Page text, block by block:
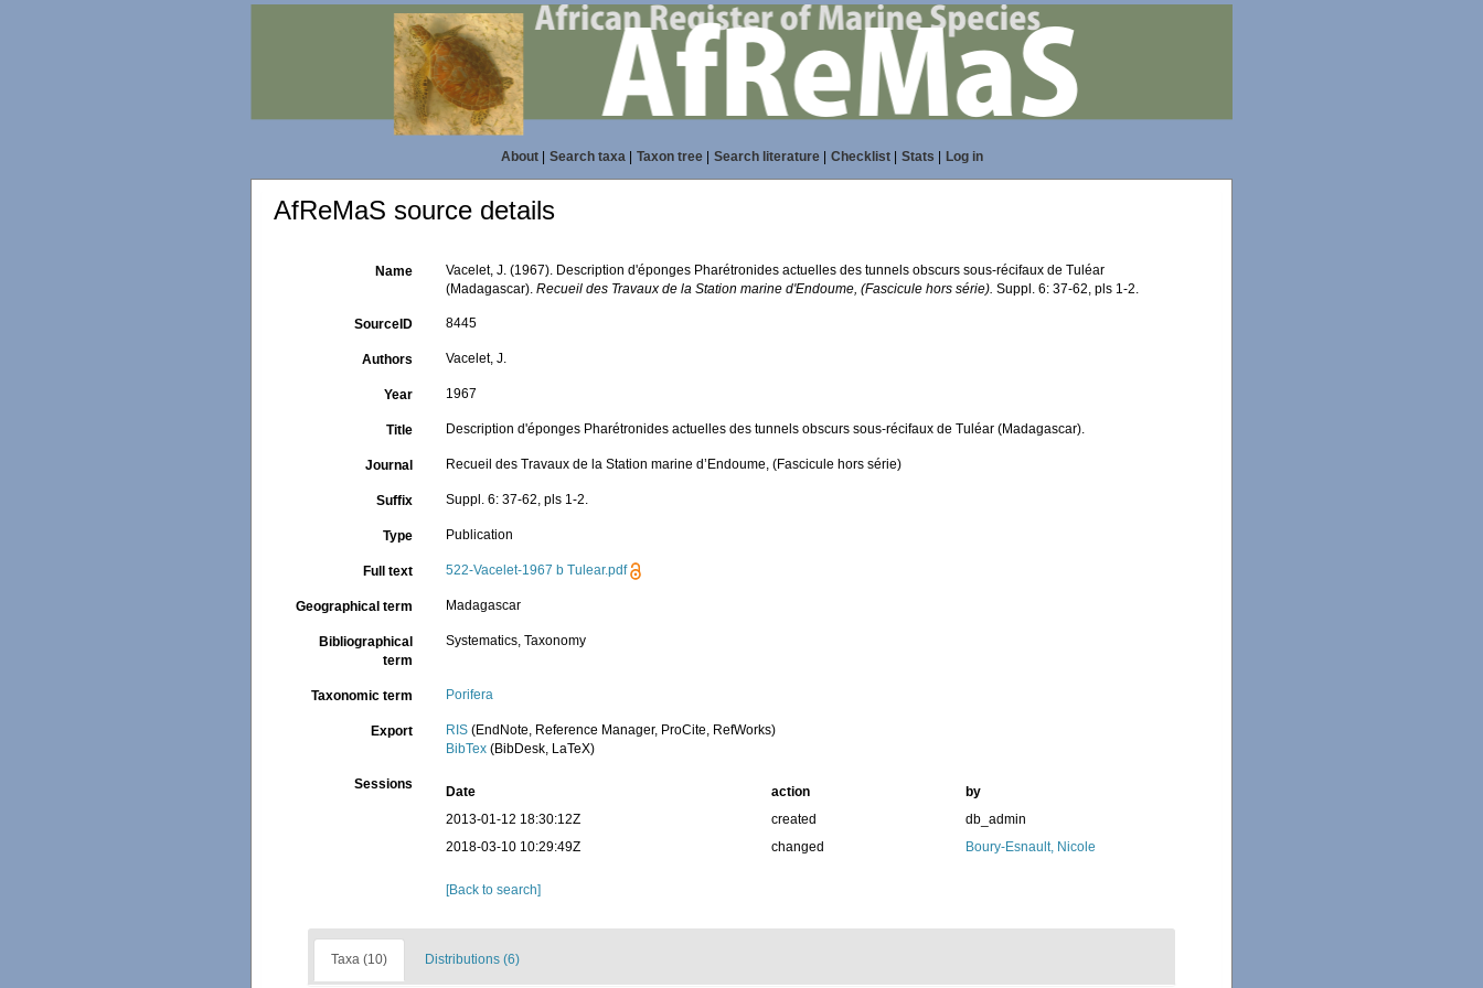
About| Search taxa| Taxon tree| Search literature| Checklist| Stats Log in
AfReMaS source details
Name
Vacelet, J. (1967). Description d'éponges Pharétronides actuelles des tunnels obscurs sous-récifaux de Tuléar
(Madagascar).Recueil des Travaux de la Station marine d'Endoume, (Fascicule hors série). Suppl. 6: 37-62, pls 1-2.
SourceID 8445
Authors Vacelet, J.
Year 1967
Title Description d'éponges Pharétronides actuelles des tunnels obscurs sous-récifaux de Tuléar (Madagascar).
Journal Recueil des Travaux de la Station marine d’Endoume, (Fascicule hors série)
Suffix Suppl. 6: 37-62, pls 1-2.
Type Publication
Full text 522-Vacelet-1967 b Tulear.pdf
Geographical term Madagascar
Bibliographical
term
Systematics, Taxonomy
Taxonomic term Porifera
Export RIS (EndNote, Reference Manager, ProCite, RefWorks)
BibTex (BibDesk, LaTeX)
Sessions Date action
by
2013-01-12 18:30:12Z
created
db_admin
2018-03-10 10:29:49Z
changed Boury-Esnault, Nicole
[Back to search]
Taxa (10) Distributions (6)